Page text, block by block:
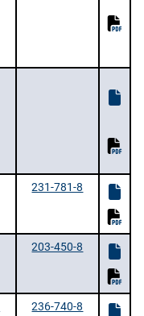
231-781-8
203-450-8
236-740-8